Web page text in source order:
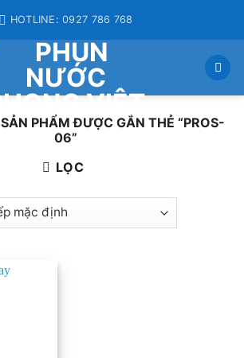
HOTLINE: 0927 786 768
SẢN PHẨM ĐƯỢC GẮN THẺ “PROS-
06”
LỌC